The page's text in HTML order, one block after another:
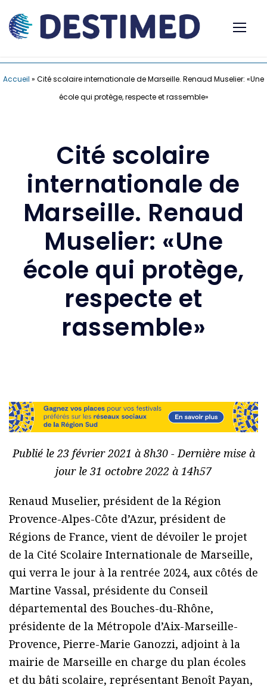
Accueil » Cité scolaire internationale de Marseille. Renaud Muselier: «Une
école qui protège, respecte et rassemble»
Cité scolaire
internationale de
Marseille. Renaud
Muselier: «Une
école qui protège,
respecte et
rassemble»
Publié le 23 février 2021 à 8h30 - Dernière mise à
jour le 31 octobre 2022 à 14h57
Renaud Muselier, président de la Région
Provence-Alpes-Côte d’Azur, président de
Régions de France, vient de dévoiler le projet
de la Cité Scolaire Internationale de Marseille,
qui verra le jour à la rentrée 2024, aux côtés de
Martine Vassal, présidente du Conseil
départemental des Bouches-du-Rhône,
présidente de la Métropole d’Aix-Marseille-
Provence, Pierre-Marie Ganozzi, adjoint à la
mairie de Marseille en charge du plan écoles
et du bâti scolaire, représentant Benoît Payan,